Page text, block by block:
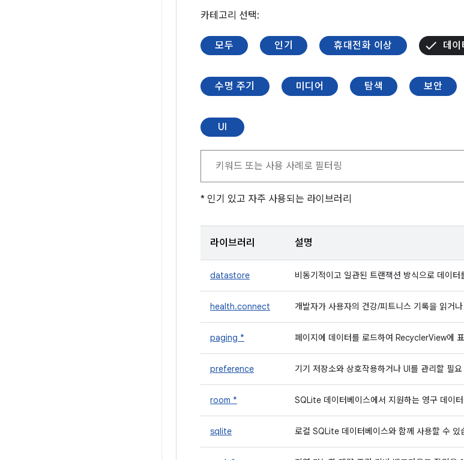
카테고리 선택:
모두 인기 휴대전화 이상 데이
수명 주기 미디어 탐색 보안
UI
* 인기 있고 자주 사용되는 라이브러리
라이브러리 설명
datastore 비동기적이고 일관된 트랜잭션 방식으로 데이
health.connect 개발자가 사용자의 건강/피트니스 기록을 읽거
paging * 페이지에 데이터를 로드하여 RecyclerView에
preference 기기 저장소와 상호작용하거나 UI를 관리할 필
room * SQLite 데이터베이스에서 지원하는 영구 데이
sqlite 로컬 SQLite 데이터베이스와 함께 사용할 수